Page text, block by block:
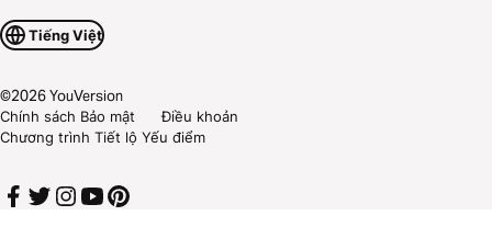
Tiếng Việt
©2026YouVersion
Chính sách Bảo mật
Điều khoản
Chương trình Tiết lộ Yếu điểm